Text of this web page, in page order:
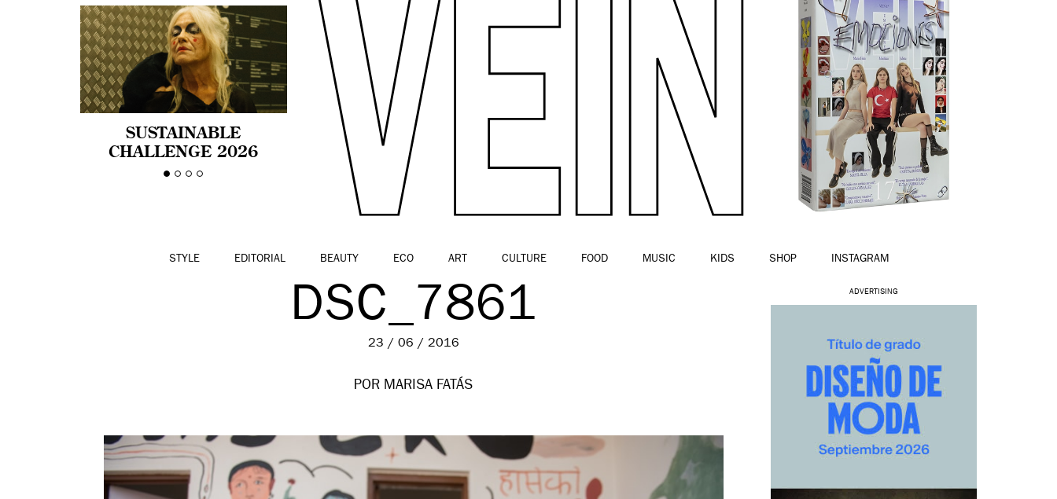
SUSTAINABLE
CHALLENGE 2026
CELEBRA LA
STYLE EDITORIAL BEAUTY ECO ART CULTURE FOOD MUSIC KIDS SHOP INSTAGRAM
DSC_7861
23 / 06 / 2016
POR MARISA FATÁS
ADVERTISING